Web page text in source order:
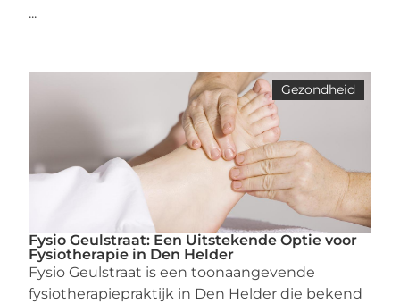
...
Gezondheid
Fysio Geulstraat: Een Uitstekende Optie voor
Fysiotherapie in Den Helder
Fysio Geulstraat is een toonaangevende
fysiotherapiepraktijk in Den Helder die bekend